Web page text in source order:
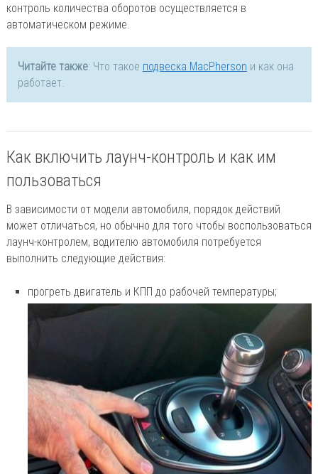
контроль количества оборотов осуществляется в
автоматическом режиме.
Читайте также: Что такое подвеска MacPherson и как она
работает.
Как включить лаунч-контроль и как им
пользоваться
В зависимости от модели автомобиля, порядок действий
может отличаться, но обычно для того чтобы воспользоваться
лаунч-контролем, водителю автомобиля потребуется
выполнить следующие действия:
прогреть двигатель и КПП до рабочей температуры;